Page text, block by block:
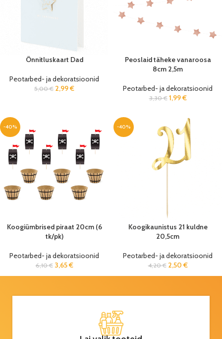
Õnnitluskaart Dad
Peotarbed- ja dekoratsioonid
5,00€ 2,99€
Peoslaid täheke vanaroosa
8cm 2,5m
Peotarbed- ja dekoratsioonid
3,30€ 1,99€
-40%
Koogiümbrised piraat 20cm (6
tk/pk)
Peotarbed- ja dekoratsioonid
6,10€ 3,65€
-40%
Koogikaunistus 21 kuldne
20,5cm
Peotarbed- ja dekoratsioonid
4,20€ 2,50 €